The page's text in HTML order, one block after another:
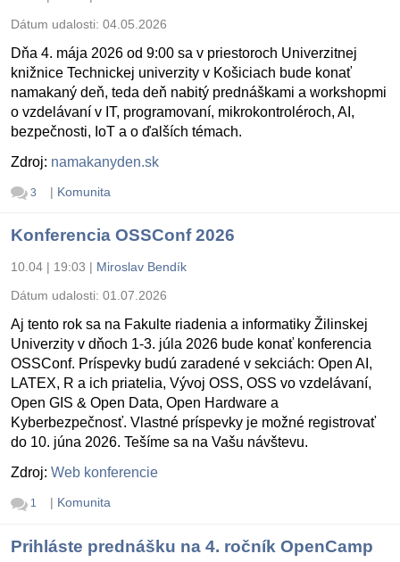
Dátum udalosti: 04.05.2026
Dňa 4. mája 2026 od 9:00 sa v priestoroch Univerzitnej
knižnice Technickej univerzity v Košiciach bude konať
namakaný deň, teda deň nabitý prednáškami a workshopmi
o vzdelávaní v IT, programovaní, mikrokontroléroch, AI,
bezpečnosti, IoT a o ďalších témach.
Zdroj: namakanyden.sk
3 | Komunita
Konferencia OSSConf 2026
10.04 | 19:03 | Miroslav Bendík
Dátum udalosti: 01.07.2026
Aj tento rok sa na Fakulte riadenia a informatiky Žilinskej
Univerzity v dňoch 1-3. júla 2026 bude konať konferencia
OSSConf. Príspevky budú zaradené v sekciách: Open AI,
LATEX, R a ich priatelia, Vývoj OSS, OSS vo vzdelávaní,
Open GIS & Open Data, Open Hardware a
Kyberbezpečnosť. Vlastné príspevky je možné registrovať
do 10. júna 2026. Tešíme sa na Vašu návštevu.
Zdroj: Web konferencie
1 | Komunita
Prihláste prednášku na 4. ročník OpenCamp